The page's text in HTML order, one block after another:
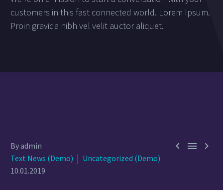
customers in this fast connected world. Lorem Ipsum.
Proin gravida nibh vel velit auctor aliquet.
  
By admin
Text News (Demo)
Uncategorized (Demo)
10.01.2019